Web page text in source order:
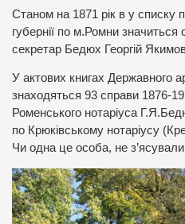
Станом на 1871 рік в у списку
губернії по м.Ромни значиться
секретар Бедюх Георгій
У актових книгах Державного
знаходяться 93 справи 1876-
Роменського нотаріуса
по Крюківському нотаріусу
Чи одна це особа, не